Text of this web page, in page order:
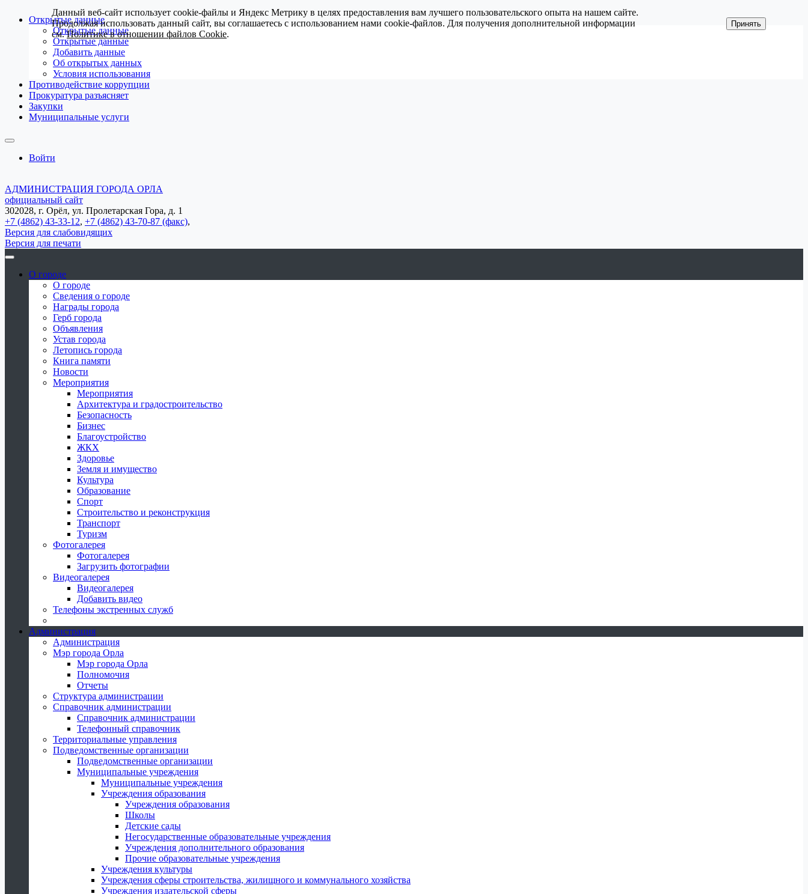
Открытые данные
Открытые данные
Открытые данные
Добавить данные
Об открытых данных
Условия использования
Противодействие коррупции
Прокуратура разъясняет
Закупки
Муниципальные услуги
Войти
АДМИНИСТРАЦИЯ ГОРОДА ОРЛА
официальный сайт
302028, г. Орёл, ул. Пролетарская Гора, д. 1
+7 (4862) 43-33-12, +7 (4862) 43-70-87 (факс),
Версия для слабовидящих
Версия для печати
О городе
О городе
Сведения о городе
Награды города
Герб города
Объявления
Устав города
Летопись города
Книга памяти
Новости
Мероприятия
Мероприятия
Архитектура и градостроительство
Безопасность
Бизнес
Благоустройство
ЖКХ
Здоровье
Земля и имущество
Культура
Образование
Спорт
Строительство и реконструкция
Транспорт
Туризм
Фотогалерея
Фотогалерея
Загрузить фотографии
Видеогалерея
Видеогалерея
Добавить видео
Телефоны экстренных служб
Администрация
Администрация
Мэр города Орла
Мэр города Орла
Полномочия
Отчеты
Структура администрации
Справочник администрации
Справочник администрации
Телефонный справочник
Территориальные управления
Подведомственные организации
Подведомственные организации
Муниципальные учреждения
Муниципальные учреждения
Учреждения образования
Учреждения образования
Школы
Детские сады
Негосударственные образовательные учреждения
Учреждения дополнительного образования
Прочие образовательные учреждения
Учреждения культуры
Учреждения сферы строительства, жилищного и коммунального хозяйства
Учреждения издательской сферы
Данный веб-сайт использует cookie-файлы и Яндекс Метрику в целях предоставления вам лучшего пользовательского опыта на нашем сайте.
Продолжая использовать данный сайт, вы соглашаетесь с использованием нами cookie-файлов. Для получения дополнительной информации
см.Политике в отношении файлов Cookie.
Принять